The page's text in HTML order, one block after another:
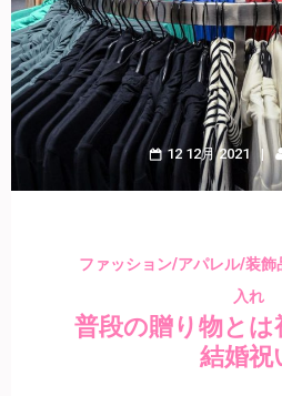
12 12月 2021
ファッション/アパレル/装飾
入れ
普段の贈り物とは
結婚祝